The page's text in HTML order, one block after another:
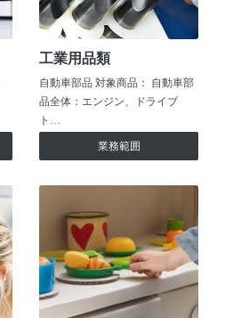
工業用品類
自動車部品 対象商品： 自動車部
品全体：エンジン、ドライブ
ト…
業務範囲